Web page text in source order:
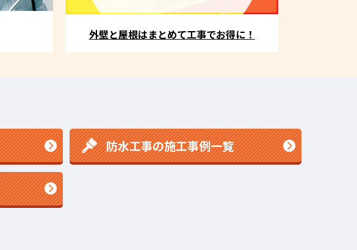
外壁と屋根はまとめて工事でお得に！
防水工事の施工事例一覧